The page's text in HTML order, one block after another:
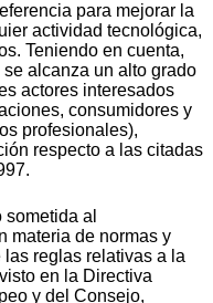
para mejorar la
actividad tecnológica,
Teniendo en cuenta,
alcanza un alto grado
actores interesados
consumidores y
profesionales),
respecto a las citadas
al
materia de normas y
reglas relativas a la
en la Directiva
y del Consejo,